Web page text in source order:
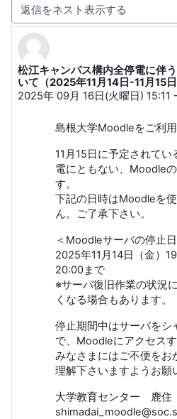
表示モード
松江キャンパス構内全停電に伴
いて（2025年11月14日-11月15日
2025年 09月 16日(火曜日) 15:11 -
返信数: 0
島根大学Moodleをご利
11月15日に予定されて
電にともない、Moodle
す。
下記の日時はMoodleを
ん。ご了承下さい。
＜Moodleサーバの停止
2025年11月14日（金）
20:00まで
※サーバ復旧作業の状況
くなる場合もあります。
停止期間中はサーバをシ
で、Moodleにアクセス
みなさまにはご不便をお
理解下さいますようお願
大学教育センター 鹿住